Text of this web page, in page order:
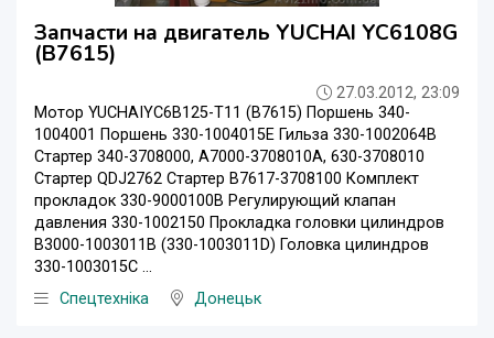
Запчасти на двигатель YUCHAI YC6108G
(B7615)
27.03.2012, 23:09
Мотор YUCHAIYC6B125-T11 (B7615) Поршень 340-
1004001 Поршень 330-1004015E Гильза 330-1002064B
Стартер 340-3708000, A7000-3708010A, 630-3708010
Стартер QDJ2762 Стартер B7617-3708100 Комплект
прокладок 330-9000100B Регулирующий клапан
давления 330-1002150 Прокладка головки цилиндров
B3000-1003011B (330-1003011D) Головка цилиндров
330-1003015С ...
Спецтехніка
Донецьк